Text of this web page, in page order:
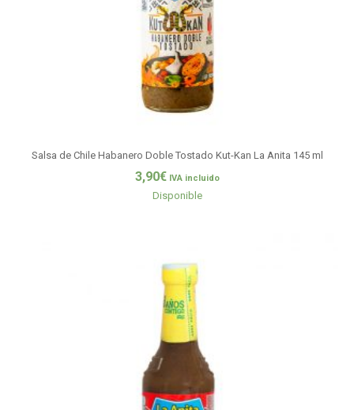
Salsa de Chile Habanero Doble Tostado Kut-Kan La Anita 145 ml
3,90€ IVA incluido
Disponible